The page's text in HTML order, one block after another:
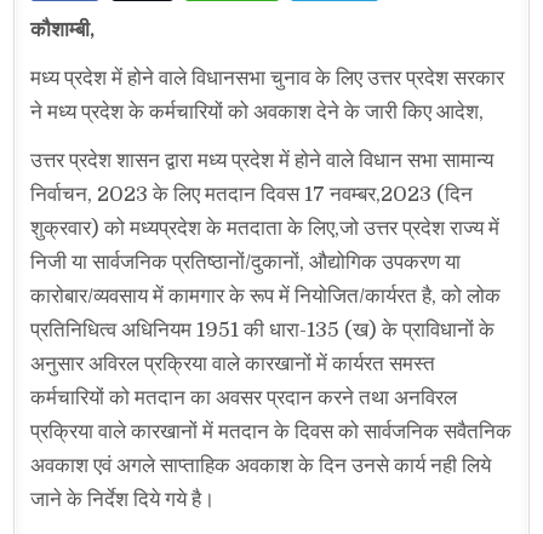
कौशाम्बी,
मध्य प्रदेश में होने वाले विधानसभा चुनाव के लिए उत्तर प्रदेश सरकार
ने मध्य प्रदेश के कर्मचारियों को अवकाश देने के जारी किए आदेश,
उत्तर प्रदेश शासन द्वारा मध्य प्रदेश में होने वाले विधान सभा सामान्य
निर्वाचन, 2023 के लिए मतदान दिवस 17 नवम्बर,2023 (दिन
शुक्रवार) को मध्यप्रदेश के मतदाता के लिए,जो उत्तर प्रदेश राज्य में
निजी या सार्वजनिक प्रतिष्ठानों/दुकानों, औद्योगिक उपकरण या
कारोबार/व्यवसाय में कामगार के रूप में नियोजित/कार्यरत है, को लोक
प्रतिनिधित्व अधिनियम 1951 की धारा-135 (ख) के प्राविधानों के
अनुसार अविरल प्रक्रिया वाले कारखानों में कार्यरत समस्त
कर्मचारियों को मतदान का अवसर प्रदान करने तथा अनविरल
प्रक्रिया वाले कारखानों में मतदान के दिवस को सार्वजनिक सवैतनिक
अवकाश एवं अगले साप्ताहिक अवकाश के दिन उनसे कार्य नही लिये
जाने के निर्देश दिये गये है।